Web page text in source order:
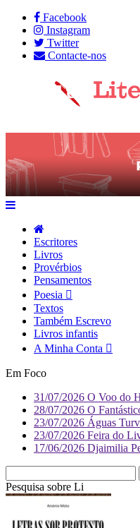
Facebook
Instagram
Twitter
Contacte-nos
Escritores
Livros
Provérbios
Pensamentos
Poesia
Textos
Também Escrevo
Livros infantis
A Minha Conta
Em Foco
31/07/2026 O Voo do
28/07/2026 O
23/07/2026 Águas
23/07/2026 Feira do
17/06/2026 Djaimilia
Pesquisa sobre Literatura